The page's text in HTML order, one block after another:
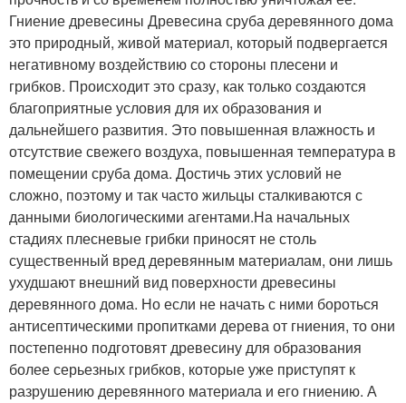
Гниение древесины Древесина сруба деревянного дома
это природный, живой материал, который подвергается
негативному воздействию со стороны плесени и
грибков. Происходит это сразу, как только создаются
благоприятные условия для их образования и
дальнейшего развития. Это повышенная влажность и
отсутствие свежего воздуха, повышенная температура в
помещении сруба дома. Достичь этих условий не
сложно, поэтому и так часто жильцы сталкиваются с
данными биологическими агентами.На начальных
стадиях плесневые грибки приносят не столь
существенный вред деревянным материалам, они лишь
ухудшают внешний вид поверхности древесины
деревянного дома. Но если не начать с ними бороться
антисептическими пропитками дерева от гниения, то они
постепенно подготовят древесину для образования
более серьезных грибков, которые уже приступят к
разрушению деревянного материала и его гниению. А